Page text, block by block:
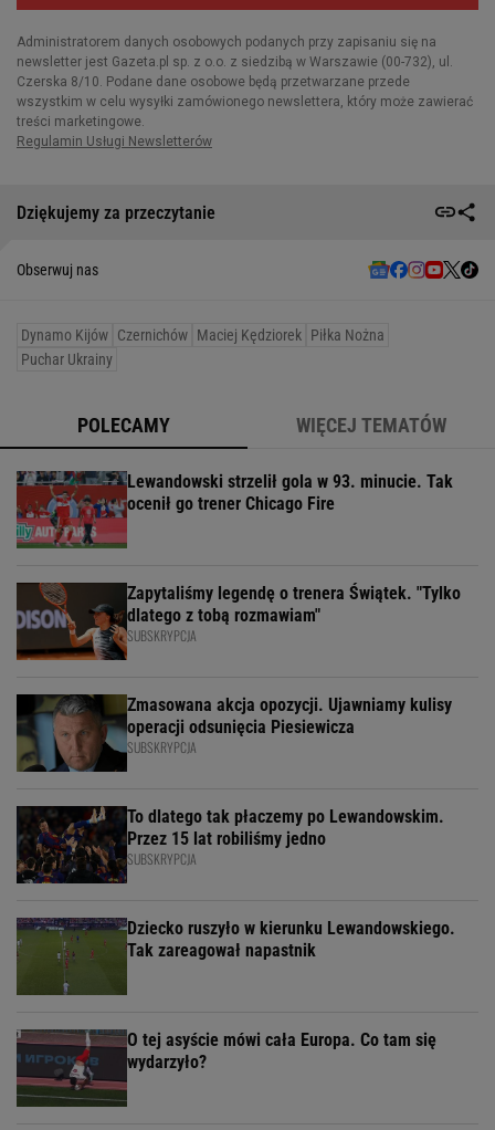
Dziękujemy za przeczytanie
Obserwuj nas
Dynamo Kijów Czernichów Maciej Kędziorek Piłka Nożna
Puchar Ukrainy
POLECAMY WIĘCEJ TEMATÓW
Lewandowski strzelił gola w 93. minucie. Tak
ocenił go trener Chicago Fire
Zapytaliśmy legendę o trenera Świątek. "Tylko
dlatego z tobą rozmawiam"
SUBSKRYPCJA
Zmasowana akcja opozycji. Ujawniamy kulisy
operacji odsunięcia Piesiewicza
SUBSKRYPCJA
To dlatego tak płaczemy po Lewandowskim.
Przez 15 lat robiliśmy jedno
SUBSKRYPCJA
Dziecko ruszyło w kierunku Lewandowskiego.
Tak zareagował napastnik
O tej asyście mówi cała Europa. Co tam się
wydarzyło?